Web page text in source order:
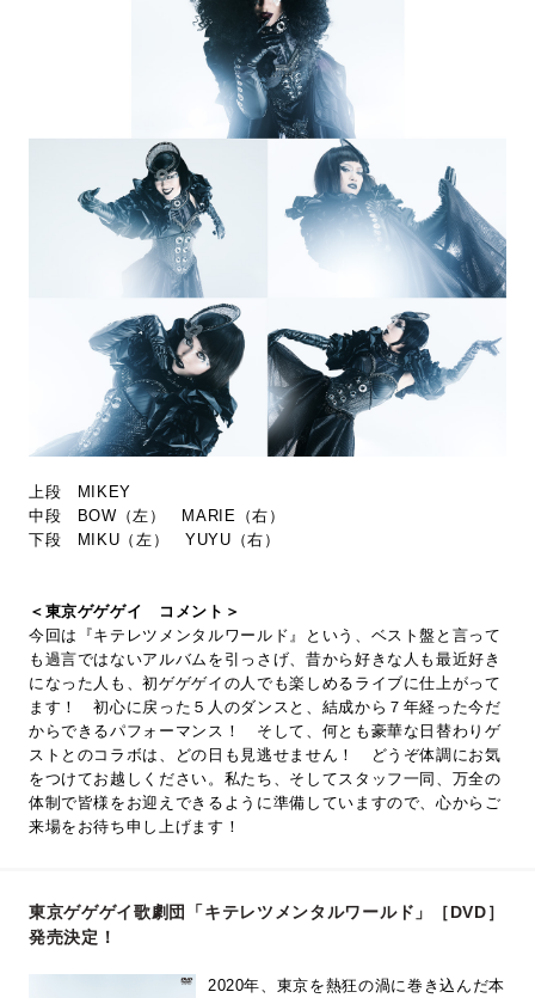
上段 MIKEY
中段 BOW（左） MARIE（右）
下段 MIKU（左） YUYU（右）
＜東京ゲゲゲイ コメント＞
今回は『キテレツメンタルワールド』という、ベスト盤と言って
も過言ではないアルバムを引っさげ、昔から好きな人も最近好き
になった人も、初ゲゲゲイの人でも楽しめるライブに仕上がって
ます！ 初心に戻った５人のダンスと、結成から７年経った今だ
からできるパフォーマンス！ そして、何とも豪華な日替わりゲ
ストとのコラボは、どの日も見逃せません！ どうぞ体調にお気
をつけてお越しください。私たち、そしてスタッフ一同、万全の
体制で皆様をお迎えできるように準備していますので、心からご
来場をお待ち申し上げます！
東京ゲゲゲイ歌劇団「キテレツメンタルワールド」［DVD］
発売決定！
2020年、東京を熱狂の渦に巻き込んだ本